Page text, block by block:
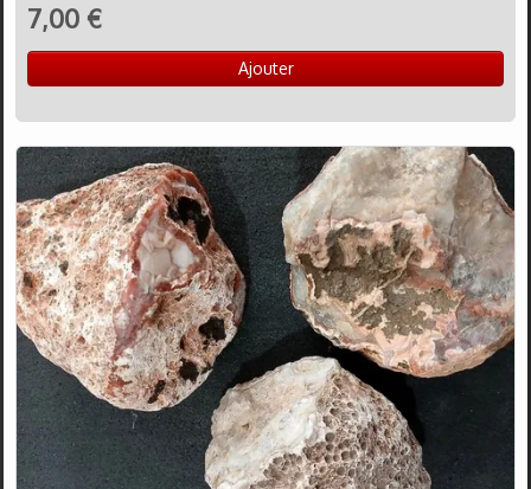
7,00 €
Ajouter